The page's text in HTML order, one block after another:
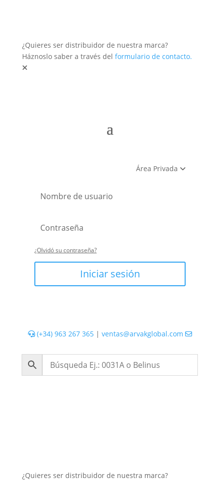
¿Quieres ser distribuidor de nuestra marca?
Háznoslo saber a través del formulario de contacto.
Área Privada
¿Olvidó su contraseña?
Iniciar sesión
(+34) 963 267 365| ventas@arvakglobal.com
¿Quieres ser distribuidor de nuestra marca?